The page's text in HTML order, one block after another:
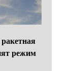
режим